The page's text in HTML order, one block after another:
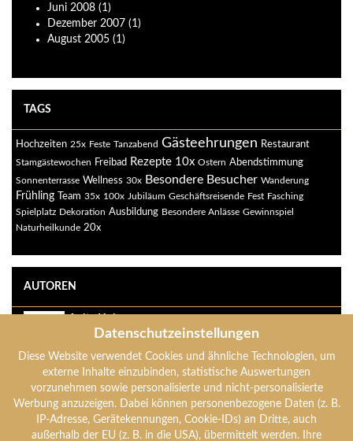
Datenschutzeinstellungen
Diese Website verwendet Cookies und ähnliche Technologien, um
externe Inhalte einzubinden, statistische Auswertungen
vorzunehmen sowie personalisierte und nicht-personalisierte
Werbung anzuzeigen. Dabei können personenbezogene Daten (z. B.
IP-Adresse, Gerätekennungen, Cookie-IDs) an Dritte, auch
außerhalb der EU (z. B. in die USA), übermittelt werden. Ihre
Juni 2008 (1)
Dezember 2007 (1)
August 2005 (1)
TAGS
Hochzeiten 25x Feste Tanzabend Gästeehrungen Restaurant
Stamgästewochen Freibad Rezepte 10x Ostern Abendstimmung
Sonnenterrasse Wellness 30x Besondere Besucher Wanderung
Frühling Team 35x 100x Jubiläum Geschäftsreisende Fest Fasching
Spielplatz Dekoration Ausbildung Besondere Anlässe Gewinnspiel
Naturheilkunde 20x
AUTOREN
anita-holzer
Anton Holzer
anton-holzer
Verena Holzer